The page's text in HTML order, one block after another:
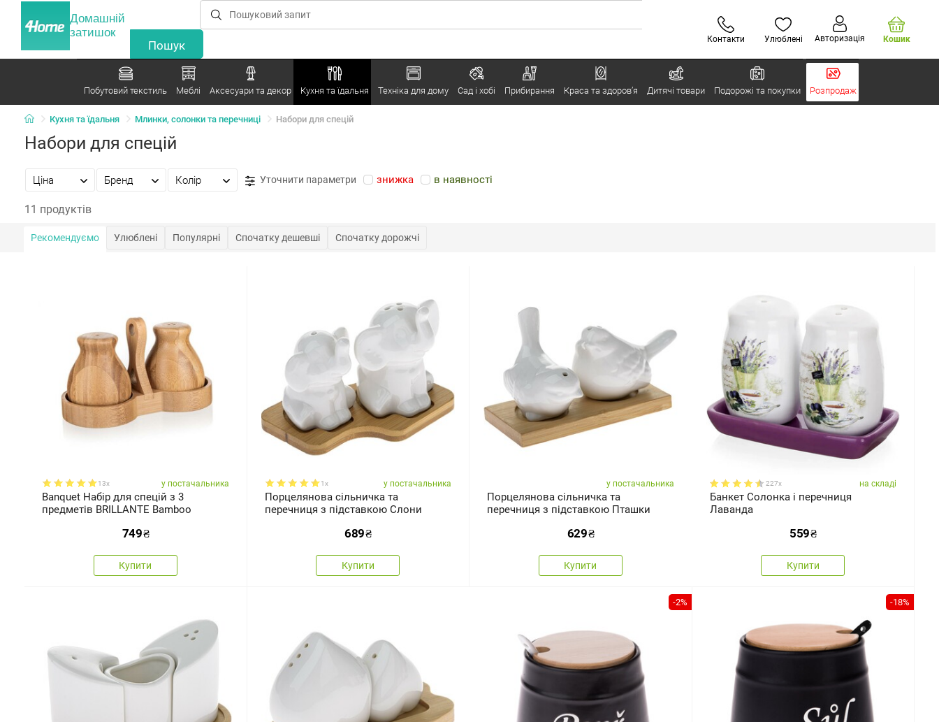
Домашній
затишок
Контакти Улюблені Авторизація Кошик
Побутовий текстиль Меблі Аксесуари та декор Кухня та їдальня Техніка для дому Сад і хобі Прибирання Краса та здоров’я Дитячі товари Подорожі та покупки Розпродаж
Кухня та їдальня Млинки, солонки та перечниці Набори для спецій
Набори для спецій
Ціна Бренд Колір Уточнити параметри знижка в наявності
11 продуктів
Рекомендуємо Улюблені Популярні Спочатку дешевші Спочатку дорожчі
13x у постачальника
Banquet Набір для спецій з 3
предметів BRILLANTE Bamboo
749₴
Купити
1x у постачальника
Порцелянова сільничка та
перечниця з підставкою Слони
689₴
Купити
у постачальника
Порцелянова сільничка та
перечниця з підставкою Пташки
629₴
Купити
227x на складі
Банкет Солонка і перечниця
Лаванда
559₴
Купити
-2% -18%